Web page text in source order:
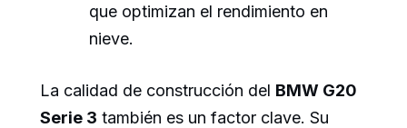
que optimizan el rendimiento en
nieve.
La calidad de construcción del BMW G20
Serie 3 también es un factor clave. Su